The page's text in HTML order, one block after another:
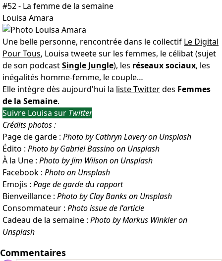
#52 - La femme de la semaine
Louisa Amara
Une belle personne, rencontrée dans le collectif Le Digital
Pour Tous, Louisa tweete sur les femmes, le célibat (sujet
de son podcastSingle Jungle), les réseaux sociaux, les
inégalités homme-femme, le couple…
Elle intègre dès aujourd'hui la liste Twitterdes Femmes
de la Semaine.
Suivre Louisa sur Twitter
Crédits photos :
Page de garde : Photo by Cathryn Lavery on Unsplash
Édito : Photo by Gabriel Bassino on Unsplash
À la Une : Photo by Jim Wilson on Unsplash
Facebook : Photo on Unsplash
Emojis : Page de garde du rapport
Bienveillance : Photo by Clay Banks on Unsplash
Consommateur : Photo issue de l'article
Cadeau de la semaine : Photo by Markus Winkler on
Unsplash
Commentaires